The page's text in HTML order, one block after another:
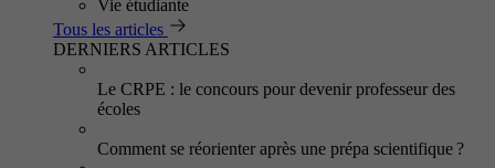
Vie étudiante
Tous les articles
DERNIERS ARTICLES
Le CRPE : le concours pour devenir professeur des
écoles
Comment se réorienter après une prépa scientifique ?